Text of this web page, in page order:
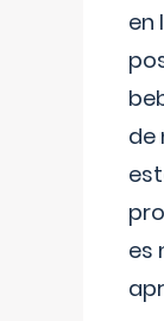
en
de
es